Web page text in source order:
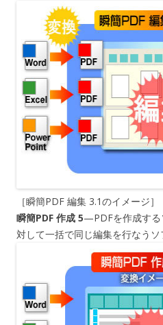
［瞬簡PDF 編集 3.1のイメージ］
瞬簡PDF 作成 5—PDFを作成する
対して一括で同じ編集を行なうソ